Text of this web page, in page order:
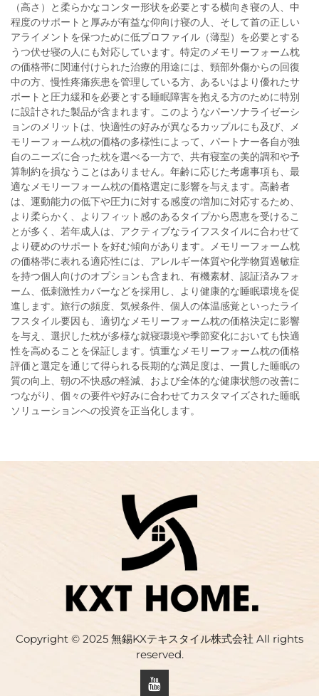
（高さ）と柔らかなコンター形状を必要とする横向き寝の人、中
程度のサポートと厚みが有益な仰向け寝の人、そして首の正しい
アライメントを保つために低プロファイル（薄型）を必要とする
うつ伏せ寝の人にも対応しています。特定のメモリーフォーム枕
の価格帯に関連付けられた治療的用途には、頸部外傷からの回復
中の方、慢性疼痛疾患を管理している方、あるいはより優れたサ
ポートと圧力緩和を必要とする睡眠障害を抱える方のために特別
に設計された製品が含まれます。このようなパーソナライゼーシ
ョンのメリットは、快適性の好みが異なるカップルにも及び、メ
モリーフォーム枕の価格の多様性によって、パートナー各自が独
自のニーズに合った枕を選べる一方で、共有寝室の美的調和や予
算制約を損なうことはありません。年齢に応じた考慮事項も、最
適なメモリーフォーム枕の価格選定に影響を与えます。高齢者
は、運動能力の低下や圧力に対する感度の増加に対応するため、
より柔らかく、よりフィット感のあるタイプから恩恵を受けるこ
とが多く、若年成人は、アクティブなライフスタイルに合わせて
より硬めのサポートを好む傾向があります。メモリーフォーム枕
の価格帯に表れる適応性には、アレルギー体質や化学物質過敏症
を持つ個人向けのオプションも含まれ、有機素材、認証済みフォ
ーム、低刺激性カバーなどを採用し、より健康的な睡眠環境を促
進します。旅行の頻度、気候条件、個人の体温感覚といったライ
フスタイル要因も、適切なメモリーフォーム枕の価格決定に影響
を与え、選択した枕が多様な就寝環境や季節変化においても快適
性を高めることを保証します。慎重なメモリーフォーム枕の価格
評価と選定を通じて得られる長期的な満足度は、一貫した睡眠の
質の向上、朝の不快感の軽減、および全体的な健康状態の改善に
つながり、個々の要件や好みに合わせてカスタマイズされた睡眠
ソリューションへの投資を正当化します。
Copyright © 2025 無錫KXテキスタイル株式会社 All rights
reserved.